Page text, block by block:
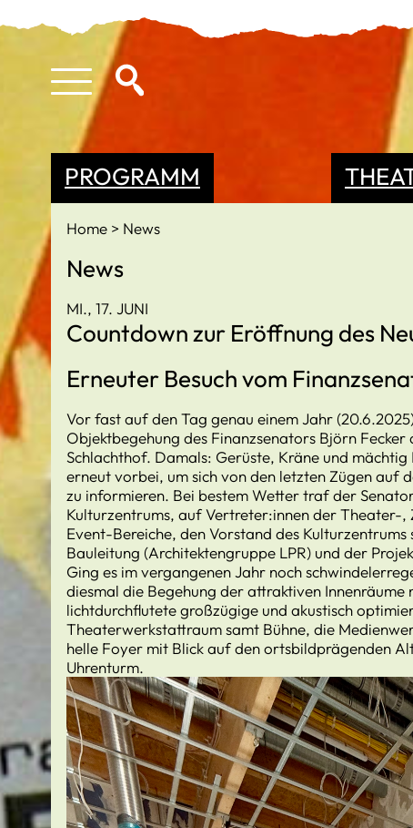
PROGRAMM
Home News
News
MI., 17. JUNI
Countdown zur Eröffnung des
Erneuter Besuch vom
Vor fast auf den Tag genau einem Jahr
Objektbegehung des Finanzsenators Björn
Schlachthof. Damals: Gerüste, Kräne und
erneut vorbei, um sich von den letzten Zügen auf
zu informieren. Bei bestem Wetter traf der
Kulturzentrums, auf Vertreter:innen der Theater-,
Event-Bereiche, den Vorstand des
Bauleitung (Architektengruppe LPR) und der
Ging es im vergangenen Jahr noch
diesmal die Begehung der attraktiven Innenräume
lichtdurchflutete großzügige und akustisch
Theaterwerkstattraum samt Bühne, die
helle Foyer mit Blick auf den ortsbildprägenden
Uhrenturm.